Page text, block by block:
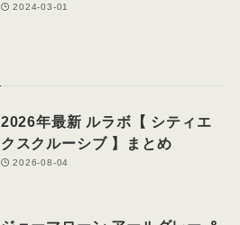
2024-03-01
2026年最新 ルラボ【 シティエ
クスクルーシブ 】まとめ
2026-08-04